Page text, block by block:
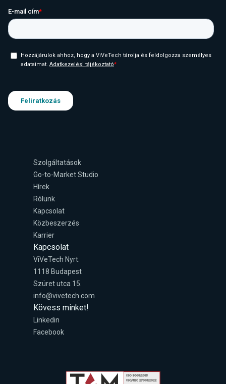
Szolgáltatások
Go-to-Market Studio
Hírek
Rólunk
Kapcsolat
Közbeszerzés
Karrier
Kapcsolat
ViVeTech Nyrt.
1118 Budapest
Szüret utca 15.
info@vivetech.com
Kövess minket!
Linkedin
Facebook